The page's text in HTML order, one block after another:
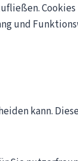
Cookies
und
kann.